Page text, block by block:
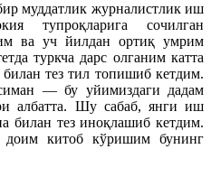
муддатлик журналистлик иш
тупроқларига сочилган
ва уч йилдан ортиқ умрим
туркча дарс олганим катта
тез тил топишиб кетдим.
— бу уйимиздаги дадам
албатта. Шу сабаб, янги иш
билан тез иноқлашиб кетдим.
доим китоб кўришим бунинг